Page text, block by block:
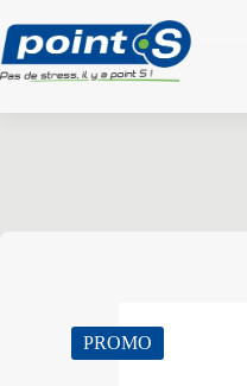
au
contenu
PROMO